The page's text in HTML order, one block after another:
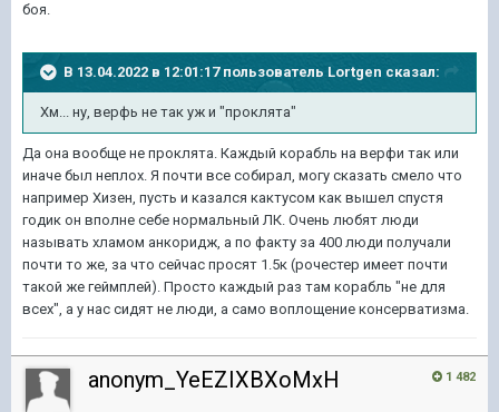
боя.
В 13.04.2022 в 12:01:17 пользователь Lortgen сказал:
Хм... ну, верфь не так уж и "проклята"
Да она вообще не проклята. Каждый корабль на верфи так или
иначе был неплох. Я почти все собирал, могу сказать смело что
например Хизен, пусть и казался кактусом как вышел спустя
годик он вполне себе нормальный ЛК. Очень любят люди
называть хламом анкоридж, а по факту за 400 люди получали
почти то же, за что сейчас просят 1.5к (рочестер имеет почти
такой же геймплей). Просто каждый раз там корабль "не для
всех", а у нас сидят не люди, а само воплощение консерватизма.
1 482
anonym_YeEZIXBXoMxH